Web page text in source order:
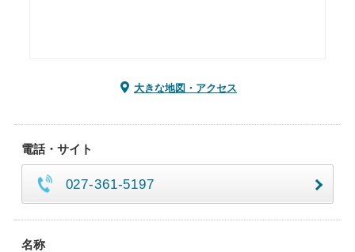
大きな地図・アクセス
電話・サイト
027-361-5197
名称